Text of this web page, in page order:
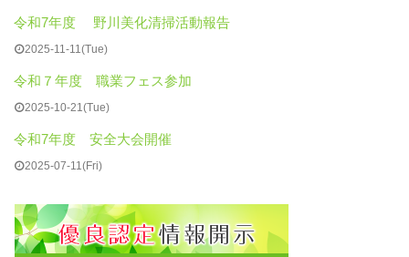
令和7年度 野川美化清掃活動報告
2025-11-11(Tue)
令和７年度 職業フェス参加
2025-10-21(Tue)
令和7年度 安全大会開催
2025-07-11(Fri)